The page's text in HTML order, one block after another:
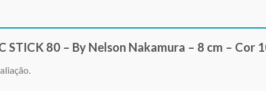
STICK 80 – By Nelson Nakamura – 8 cm – Cor